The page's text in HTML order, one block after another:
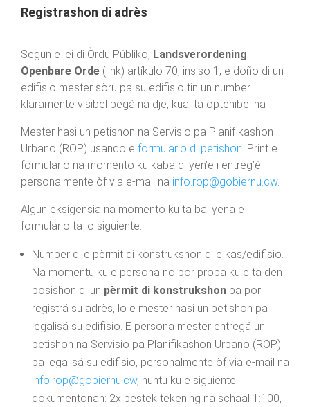
Registrashon di adrès
Segun e lei di Òrdu Públiko, Landsverordening
Openbare Orde (link) artíkulo 70, insiso 1, e doño di un
edifisio mester sòru pa su edifisio tin un number
klaramente visibel pegá na dje, kual ta optenibel na
Mester hasi un petishon na Servisio pa Planifikashon
Urbano (ROP) usando e formulario di petishon . Print e
formulario na momento ku kaba di yen’e i entreg’é
personalmente òf via e-mail na info.rop@gobiernu.cw.
Algun eksigensia na momento ku ta bai yena e
formulario ta lo siguiente:
Number di e pèrmit di konstrukshon di e kas/edifisio.
Na momentu ku e persona no por proba ku e ta den
posishon di un pèrmit di konstrukshon pa por
registrá su adrès, lo e mester hasi un petishon pa
legalisá su edifisio. E persona mester entregá un
petishon na Servisio pa Planifikashon Urbano (ROP)
pa legalisá su edifisio, personalmente òf via e-mail na
info.rop@gobiernu.cw, huntu ku e siguiente
dokumentonan: 2x bestek tekening na schaal 1:100,